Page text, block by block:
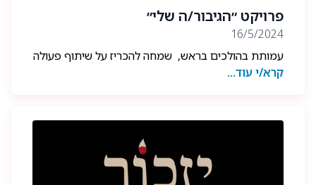
״על העמותה״ - ״קרן קרלו לכלבים״.
השארו מעודכנים בקבוצת הוואצאפ!
בוגר/ת ועוד לא נרשמת לעמותת הבוגרים? הרשמה
באתר העמותה.
פרויקט ״הגיבור/ה שלי״
16/5/2024
עמותת בהולכים בראש, שמחה להכריז על שיתוף פעולה
מרגש עם "המרחב השלם", מיזם אשר פועל להארכת
בהקשר זה מקדיש המיזם חלק ניכר מעשייתו למפגשים
וסמינרים אשר עוסקים בשאלות חברתיות וערכיות סביב
זהות ישראלית, ציונות ואתגרים חברתיים.
קרא/י עוד...